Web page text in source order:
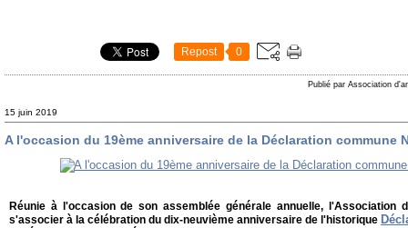
Repost 0
Publié par Association
15 juin 2019
A l'occasion du 19ème anniversaire de la Déclaration commune
Réunie à l'occasion de son assemblée générale annuelle, l'Association
s'associer à la célébration du dix-neuvième anniversaire de l'historique